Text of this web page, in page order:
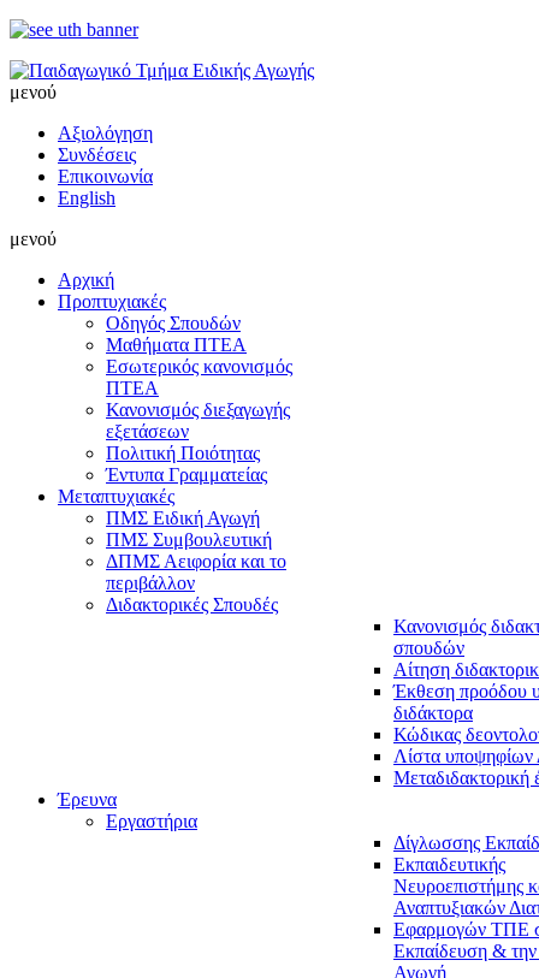
μενού
Αξιολόγηση
Συνδέσεις
Επικοινωνία
English
μενού
Αρχική
Προπτυχιακές
Οδηγός Σπουδών
Μαθήματα ΠΤΕΑ
Εσωτερικός κανονισμός
ΠΤΕΑ
Κανονισμός διεξαγωγής
εξετάσεων
Πολιτική Ποιότητας
Έντυπα Γραμματείας
Μεταπτυχιακές
ΠΜΣ Ειδική Αγωγή
ΠΜΣ Συμβουλευτική
ΔΠΜΣ Αειφορία και το
περιβάλλον
Διδακτορικές Σπουδές
Κανονισμός
σπουδών
Αίτηση
Έκθεση προόδου
διδάκτορα
Κώδικας
Λίστα υποψηφίων
Μεταδιδακτορική
Έρευνα
Εργαστήρια
Δίγλωσσης
Εκπαιδευτικής
Νευροεπιστήμης
Αναπτυξιακών
Εφαρμογών ΤΠΕ
Εκπαίδευση & την
Αγωγή